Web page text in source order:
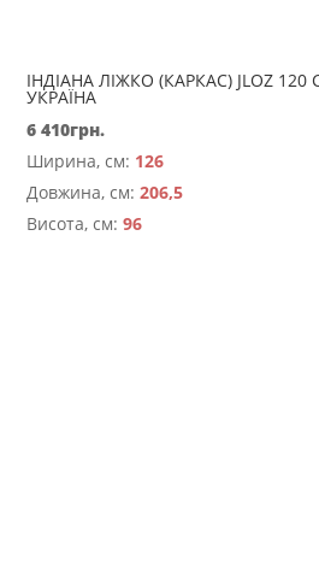
ІНДІАНА ЛІЖКО (КАРКАС) JLOZ
УКРАЇНА
6 410грн.
Ширина, см: 126
Довжина, см:206,5
Висота, см:96